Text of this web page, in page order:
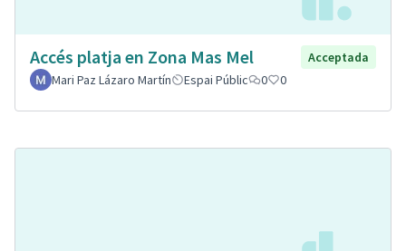
Accés platja en Zona Mas Mel
Acceptada
Mari Paz Lázaro Martín
Espai Públic 0 0